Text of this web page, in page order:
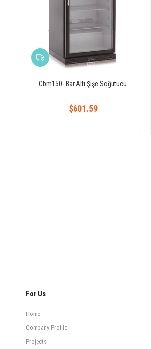
Cbm150- Bar Altı Şişe Soğutucu
$601.59
For Us
Home
Company Profile
Projects